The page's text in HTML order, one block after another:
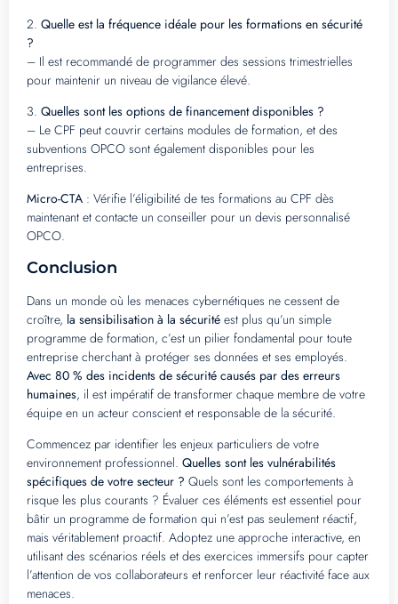
2. Quelle est la fréquence idéale pour les formations en sécurité
?
– Il est recommandé de programmer des sessions trimestrielles
pour maintenir un niveau de vigilance élevé.
3. Quelles sont les options de financement disponibles ?
– Le CPF peut couvrir certains modules de formation, et des
subventions OPCO sont également disponibles pour les
entreprises.
Micro-CTA : Vérifie l’éligibilité de tes formations au CPF dès
maintenant et contacte un conseiller pour un devis personnalisé
OPCO.
Conclusion
Dans un monde où les menaces cybernétiques ne cessent de
croître, la sensibilisation à la sécurité est plus qu’un simple
programme de formation, c’est un pilier fondamental pour toute
entreprise cherchant à protéger ses données et ses employés.
Avec 80 % des incidents de sécurité causés par des erreurs
humaines, il est impératif de transformer chaque membre de votre
équipe en un acteur conscient et responsable de la sécurité.
Commencez par identifier les enjeux particuliers de votre
environnement professionnel. Quelles sont les vulnérabilités
spécifiques de votre secteur ? Quels sont les comportements à
risque les plus courants ? Évaluer ces éléments est essentiel pour
bâtir un programme de formation qui n’est pas seulement réactif,
mais véritablement proactif. Adoptez une approche interactive, en
utilisant des scénarios réels et des exercices immersifs pour capter
l’attention de vos collaborateurs et renforcer leur réactivité face aux
menaces.